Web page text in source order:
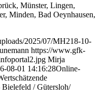
Münster, Lingen,
Minden, Bad Oeynhausen,
2025/07/MH218-10-
https://www.gfk-
Mirja
08-01 14:16:28Online-
/ Gütersloh/